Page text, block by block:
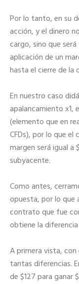
Por lo tanto, en su
acción, y el dinero
cargo, sino que
aplicación de un
hasta el cierre de la
En nuestro caso
apalancamiento x1,
(elemento que en
CFDs), por lo que
margen será igual a
subyacente.
Como antes,
opuesta, por lo que
contrato que fue
obtiene la diferencia
A primera vista,
tantas diferencias.
de $127 para ganar